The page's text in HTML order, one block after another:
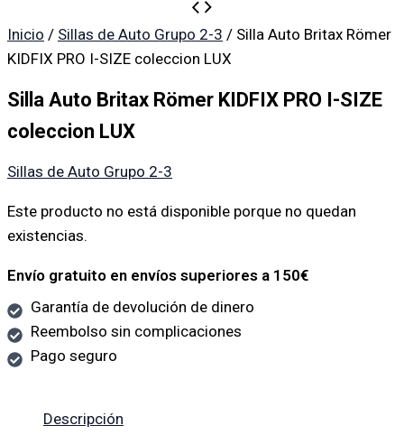
Inicio / Sillas de Auto Grupo 2-3 / Silla Auto Britax Römer
KIDFIX PRO I-SIZE coleccion LUX
Silla Auto Britax Römer KIDFIX PRO I-SIZE
coleccion LUX
Sillas de Auto Grupo 2-3
Este producto no está disponible porque no quedan
existencias.
Envío gratuito en envíos superiores a 150€
Garantía de devolución de dinero
Reembolso sin complicaciones
Pago seguro
Descripción